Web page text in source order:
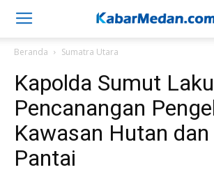
Beranda Sumatra Utara
Kapolda Sumut
Pencanangan
Kawasan Hutan
Pantai